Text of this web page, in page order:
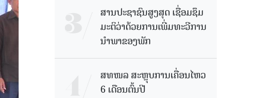
ສານປະຊາຊົນສູງສຸດ ເຊື່ອມຊຶມ
ມະຕິວ່າດ້ວຍການເພີ່ມທະວີການ
ນຳພາຂອງພັກ
ສທໜລ ສະຫຼຸບການເຄື່ອນໄຫວ
6 ເດືອນຕົ້ນປີ